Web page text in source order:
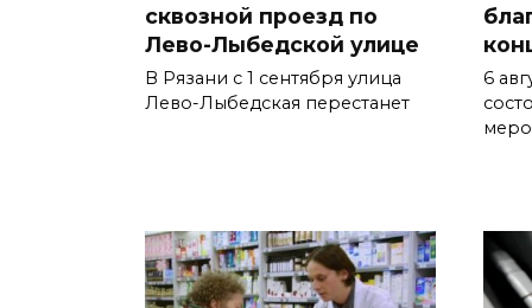
сквозной проезд по
Лево-Лыбедской улице
В Рязани с 1 сентября улица
Лево-Лыбедская перестанет
6